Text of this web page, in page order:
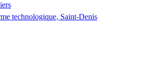
technologique, Saint-Denis